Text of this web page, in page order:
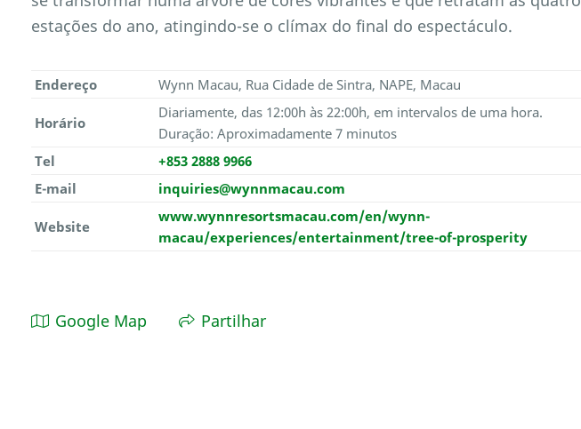
estações do ano, atingindo-se o clímax do final do espectáculo.
Endereço Wynn Macau, Rua Cidade de Sintra, NAPE, Macau
Horário
Diariamente, das 12:00h às 22:00h, em intervalos de uma hora.
Duração: Aproximadamente 7 minutos
Tel
+853 2888 9966
E-mail
inquiries@wynnmacau.com
Website
www.wynnresortsmacau.com/en/wynn-
macau/experiences/entertainment/tree-of-prosperity
Google Map Partilhar